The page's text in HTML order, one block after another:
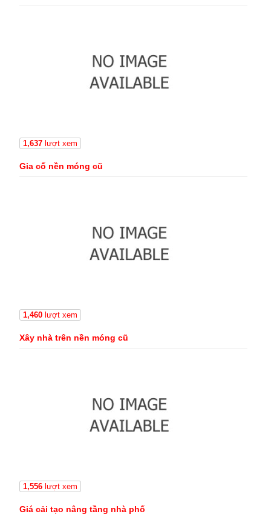
1,637lượt xem
Gia cố nền móng cũ
1,460lượt xem
Xây nhà trên nền móng cũ
1,556lượt xem
Giá cải tạo nâng tầng nhà phố